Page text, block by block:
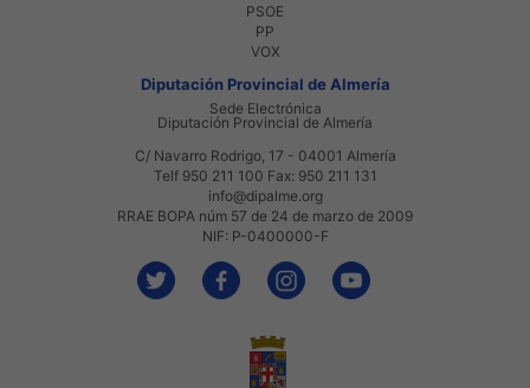
PSOE
PP
VOX
Diputación Provincial de Almería
Sede Electrónica
Diputación Provincial de Almería
C/ Navarro Rodrigo, 17 - 04001 Almería
Telf 950 211 100 Fax: 950 211 131
info@dipalme.org
RRAE BOPA núm 57 de 24 de marzo de 2009
NIF: P-0400000-F